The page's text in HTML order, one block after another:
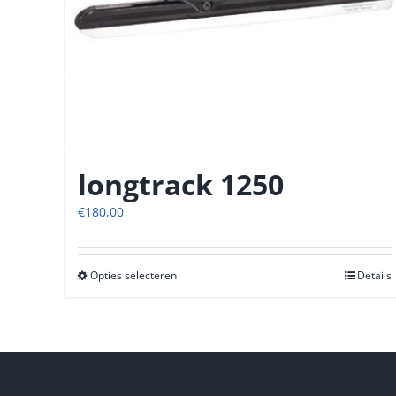
longtrack 1250
€180,00
Opties selecterenDit
variaties.
Details